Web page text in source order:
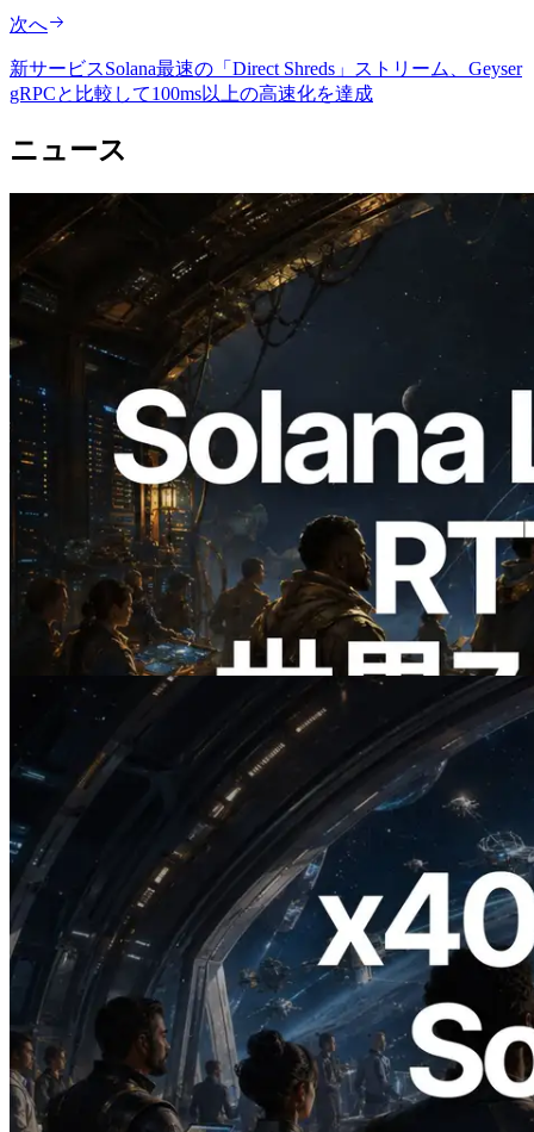
次へ
新サービスSolana最速の「Direct Shreds」ストリーム、Geyser
gRPCと比較して100ms以上の高速化を達成
ニュース
2026.08.05
ERPC、Solana Leader Slot APIを世界7
リージョンのping計測に拡張—
Validators Information APIも公開
この記事を読む
2026.07.04
ERPC、x402 決済対応の Solana RPC を
公開 — AI エージェントが必要な API
にその場で支払う時代の幕開け